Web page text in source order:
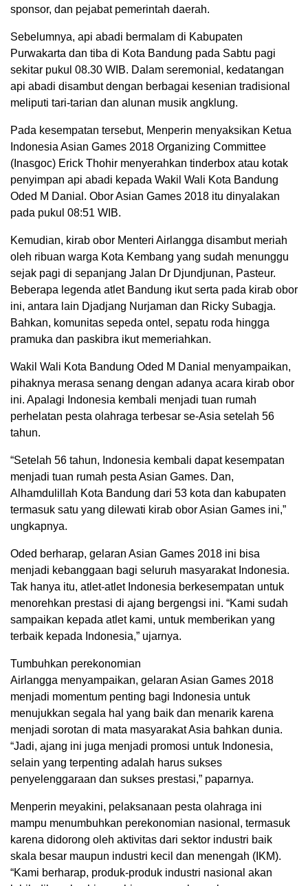
sponsor, dan pejabat pemerintah daerah.
Sebelumnya, api abadi bermalam di Kabupaten
Purwakarta dan tiba di Kota Bandung pada Sabtu pagi
sekitar pukul 08.30 WIB. Dalam seremonial, kedatangan
api abadi disambut dengan berbagai kesenian tradisional
meliputi tari-tarian dan alunan musik angklung.
Pada kesempatan tersebut, Menperin menyaksikan Ketua
Indonesia Asian Games 2018 Organizing Committee
(Inasgoc) Erick Thohir menyerahkan tinderbox atau kotak
penyimpan api abadi kepada Wakil Wali Kota Bandung
Oded M Danial. Obor Asian Games 2018 itu dinyalakan
pada pukul 08:51 WIB.
Kemudian, kirab obor Menteri Airlangga disambut meriah
oleh ribuan warga Kota Kembang yang sudah menunggu
sejak pagi di sepanjang Jalan Dr Djundjunan, Pasteur.
Beberapa legenda atlet Bandung ikut serta pada kirab obor
ini, antara lain Djadjang Nurjaman dan Ricky Subagja.
Bahkan, komunitas sepeda ontel, sepatu roda hingga
pramuka dan paskibra ikut memeriahkan.
Wakil Wali Kota Bandung Oded M Danial menyampaikan,
pihaknya merasa senang dengan adanya acara kirab obor
ini. Apalagi Indonesia kembali menjadi tuan rumah
perhelatan pesta olahraga terbesar se-Asia setelah 56
tahun.
“Setelah 56 tahun, Indonesia kembali dapat kesempatan
menjadi tuan rumah pesta Asian Games. Dan,
Alhamdulillah Kota Bandung dari 53 kota dan kabupaten
termasuk satu yang dilewati kirab obor Asian Games ini,”
ungkapnya.
Oded berharap, gelaran Asian Games 2018 ini bisa
menjadi kebanggaan bagi seluruh masyarakat Indonesia.
Tak hanya itu, atlet-atlet Indonesia berkesempatan untuk
menorehkan prestasi di ajang bergengsi ini. “Kami sudah
sampaikan kepada atlet kami, untuk memberikan yang
terbaik kepada Indonesia,” ujarnya.
Tumbuhkan perekonomian
Airlangga menyampaikan, gelaran Asian Games 2018
menjadi momentum penting bagi Indonesia untuk
menujukkan segala hal yang baik dan menarik karena
menjadi sorotan di mata masyarakat Asia bahkan dunia.
“Jadi, ajang ini juga menjadi promosi untuk Indonesia,
selain yang terpenting adalah harus sukses
penyelenggaraan dan sukses prestasi,” paparnya.
Menperin meyakini, pelaksanaan pesta olahraga ini
mampu menumbuhkan perekonomian nasional, termasuk
karena didorong oleh aktivitas dari sektor industri baik
skala besar maupun industri kecil dan menengah (IKM).
“Kami berharap, produk-produk industri nasional akan